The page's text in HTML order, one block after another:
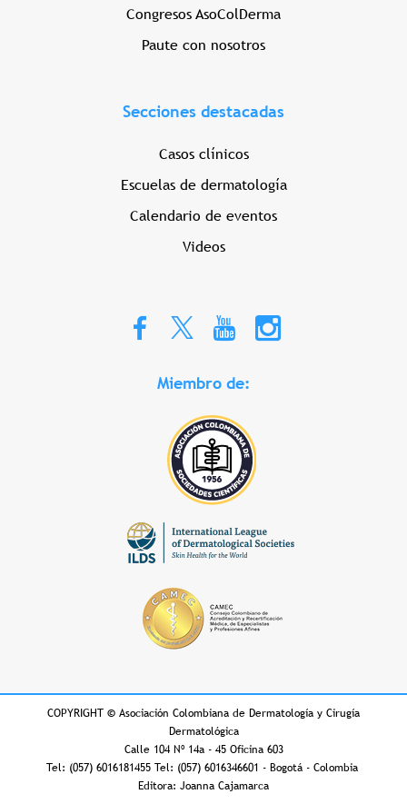
Congresos AsoColDerma
Paute con nosotros
Secciones destacadas
Casos clínicos
Escuelas de dermatología
Calendario de eventos
Videos
Miembro de:
COPYRIGHT © Asociación Colombiana de Dermatología y Cirugía
Dermatológica
Calle 104 Nº 14a - 45 Oficina 603
Tel: (057) 6016181455 Tel: (057) 6016346601 - Bogotá - Colombia
Editora: Joanna Cajamarca